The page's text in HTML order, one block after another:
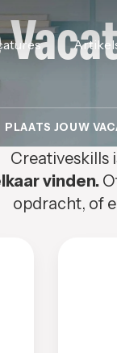
PLAATS JOUW
Creativeskills
vinden.
opdracht, of